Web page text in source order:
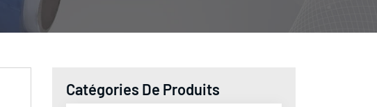
Catégories De Produits